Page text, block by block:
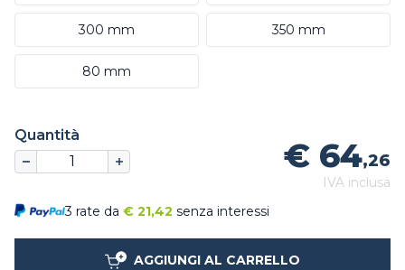
300 mm 350 mm
80 mm
Quantità
€ 64,26
IVA inclusa
3 rate da € 21,42 senza interessi
AGGIUNGI AL CARRELLO